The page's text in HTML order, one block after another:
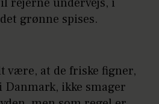
rejerne undervejs, i
grønne spises.
være, at de friske figner,
Danmark, ikke smager